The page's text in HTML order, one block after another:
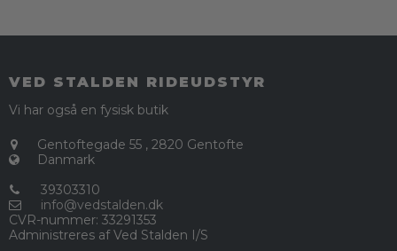
VED STALDEN RIDEUDSTYR
Vi har også en fysisk butik
Gentoftegade 55 , 2820 Gentofte
Danmark
39303310
info@vedstalden.dk
CVR-nummer: 33291353
Administreres af Ved Stalden I/S